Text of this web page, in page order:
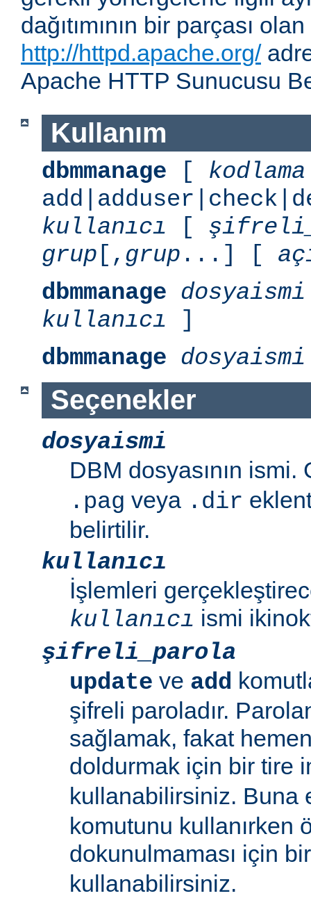
dağıtımının bir parçası
http://httpd.apache.org/
Apache HTTP Sunucusu
Kullanım
dbmmanage [ kodlama
kullanıcı [
grup [, grup ...] [
dbmmanage dosyaismi
kullanıcı ]
dbmmanage dosyaismi
Seçenekler
dosyaismi
DBM dosyasının
.pag veya .dir
belirtilir.
kullanıcı
İşlemleri
kullanıcı ismi
şifreli_parola
update ve add
şifreli paroladır.
sağlamak, fakat
doldurmak için bir tire
kullanabilirsiniz. Buna
komutunu kullanırken
dokunulmaması için
kullanabilirsiniz.